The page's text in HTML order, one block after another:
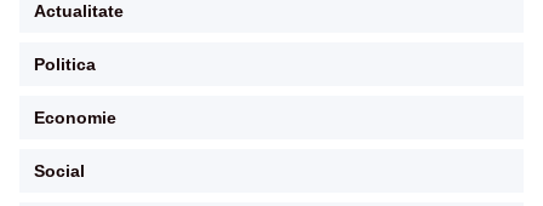
Actualitate
Politica
Economie
Social